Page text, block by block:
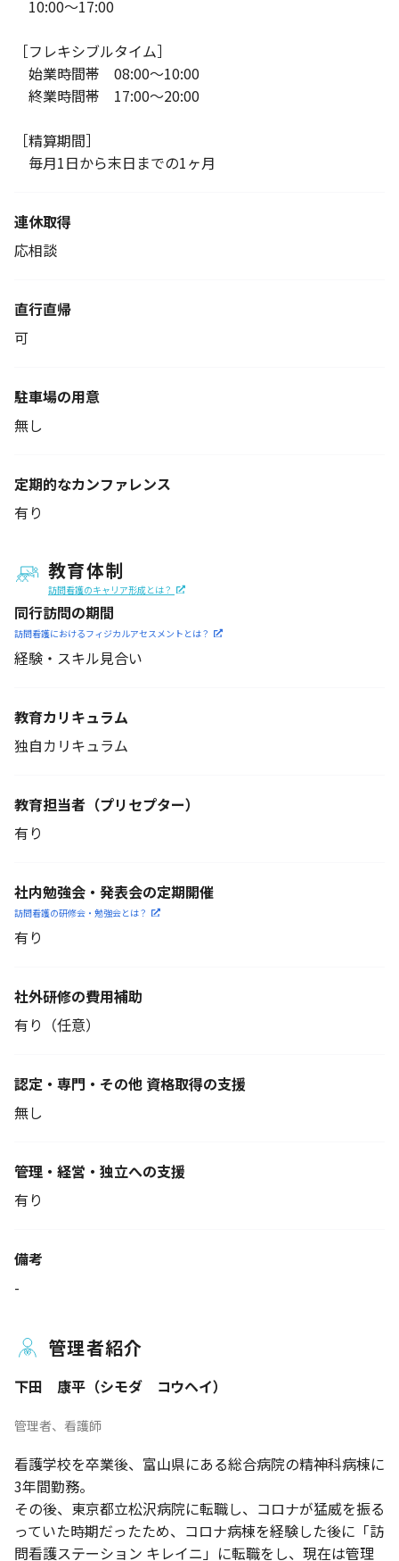
10:00～17:00
［フレキシブルタイム］
始業時間帯 08:00～10:00
終業時間帯 17:00～20:00
［精算期間］
毎月1日から末日までの1ヶ月
連休取得
応相談
直行直帰
可
駐車場の用意
無し
定期的なカンファレンス
有り
教育体制
訪問看護のキャリア形成とは？
同行訪問の期間
訪問看護におけるフィジカルアセスメントとは？
経験・スキル見合い
教育カリキュラム
独自カリキュラム
教育担当者 （プリセプター）
有り
社内勉強会・発表会の定期開催
訪問看護の研修会・勉強会とは？
有り
社外研修の費用補助
有り（任意）
認定・専門・その他 資格取得の支援
無し
管理・経営・独立への支援
有り
備考
-
管理者紹介
下田 康平（シモダ コウヘイ）
管理者、看護師
看護学校を卒業後、富山県にある総合病院の精神科病棟に
3年間勤務。
その後、東京都立松沢病院に転職し、コロナが猛威を振る
っていた時期だったため、コロナ病棟を経験した後に「訪
問看護ステーション キレイニ」に転職をし、現在は管理